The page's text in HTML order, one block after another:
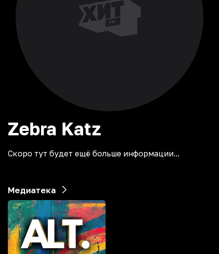
Zebra Katz
Скоро тут будет ещё больше информации...
Медиатека